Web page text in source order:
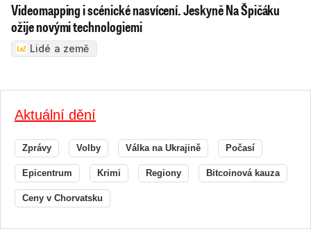
Videomapping i scénické nasvícení. Jeskyně Na Špičáku
ožije novými technologiemi
Lidé a země
Aktuální dění
Zprávy Volby Válka na Ukrajině Počasí
Epicentrum Krimi Regiony Bitcoinová kauza
Ceny v Chorvatsku